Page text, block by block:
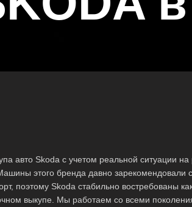
авто Skoda с учетом реальной ситуации на
этого бренда давно зарекомендовали
поэтому Skoda стабильно востребованы
выкупе. Мы работаем со всеми